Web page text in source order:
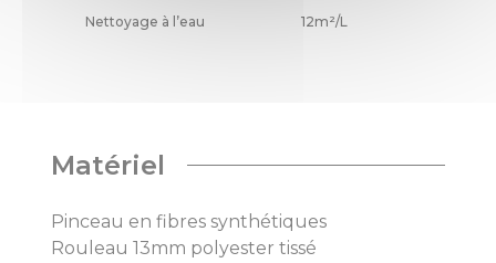
Nettoyage à l’eau 12m²/L
Matériel
Pinceau en fibres synthétiques
Rouleau 13mm polyester tissé